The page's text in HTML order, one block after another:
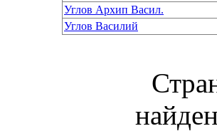
Углов Архип Васил.
Углов Василий